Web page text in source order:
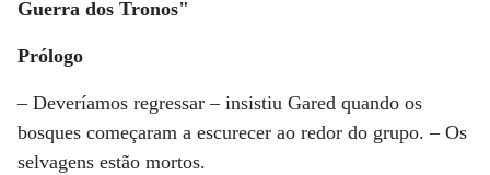
Guerra dos Tronos"
Prólogo
– Deveríamos regressar – insistiu Gared quando os
bosques começaram a escurecer ao redor do grupo. – Os
selvagens estão mortos.